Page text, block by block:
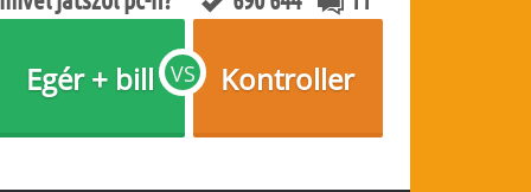
VS
Egér + bill Kontroller